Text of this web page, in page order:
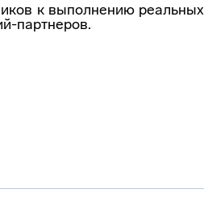
к выполнению реальных
партнеров.